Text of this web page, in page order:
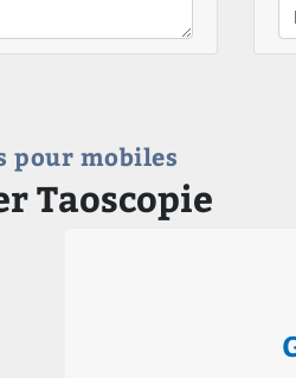
pour mobiles
Taoscopie